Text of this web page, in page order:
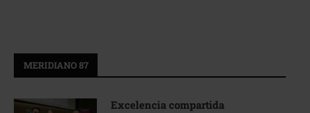
MERIDIANO 87
Excelencia compartida